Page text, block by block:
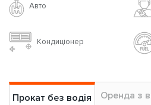
Авто
Кондиціонер
Прокат без водія Оренда з